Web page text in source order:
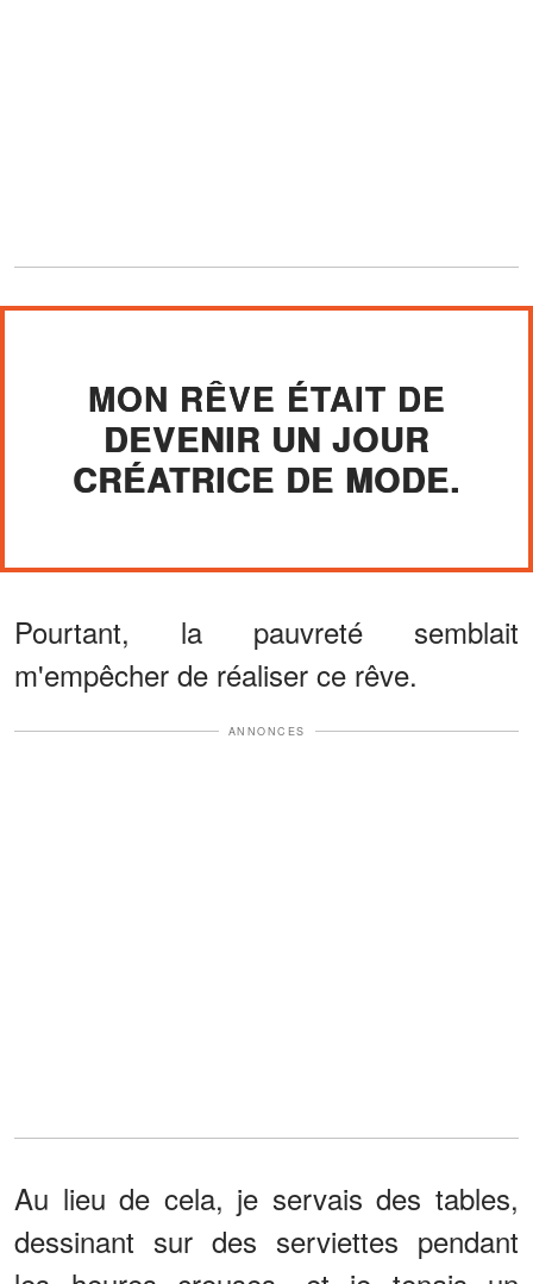
MON RÊVE ÉTAIT DE
DEVENIR UN JOUR
CRÉATRICE DE MODE.
Pourtant, la pauvreté semblait
m'empêcher de réaliser ce rêve.
ANNONCES
Au lieu de cela, je servais des tables,
dessinant sur des serviettes pendant